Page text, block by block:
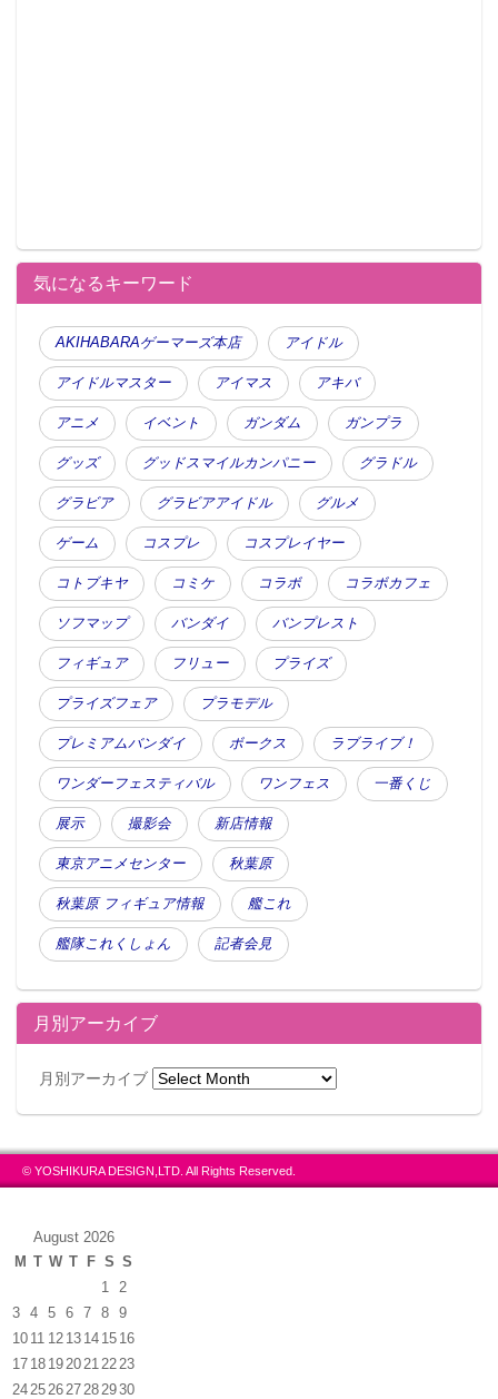
タ…今夏『ドラゴンボール』最新フィギュ
ア続々リリース＝バンプレスト
この記事が気に入ったらフォローしよう
気になるキーワード
AKIHABARAゲーマーズ本店 アイドル
アイドルマスター アイマス アキバ
アニメ イベント ガンダム ガンプラ
グッズ グッドスマイルカンパニー グラドル
グラビア グラビアアイドル グルメ
ゲーム コスプレ コスプレイヤー
コトブキヤ コミケ コラボ コラボカフェ
ソフマップ バンダイ バンプレスト
フィギュア フリュー プライズ
プライズフェア プラモデル
プレミアムバンダイ ボークス ラブライブ！
ワンダーフェスティバル ワンフェス 一番くじ
展示 撮影会 新店情報
東京アニメセンター 秋葉原
秋葉原 フィギュア情報 艦これ
艦隊これくしょん 記者会見
月別アーカイブ
月別アーカイブ
© YOSHIKURA DESIGN,LTD. All Rights Reserved.
August 2026
M T W T F S S
1
2
3
4 5 6 7 8
9
10 11 12 13 14 15 16
17 18 19 20 21 22 23
24 25 26 27 28 2930